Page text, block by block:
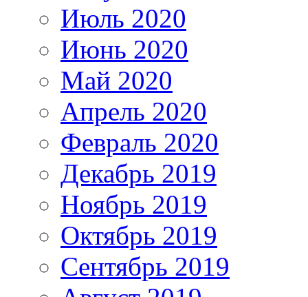
Июль 2020
Июнь 2020
Май 2020
Апрель 2020
Февраль 2020
Декабрь 2019
Ноябрь 2019
Октябрь 2019
Сентябрь 2019